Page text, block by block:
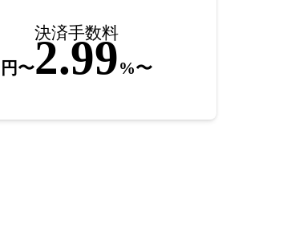
円〜
決済手数料
2.99%〜